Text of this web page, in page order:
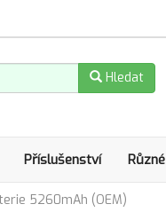
Hledat
Příslušenství Různé
5260mAh (OEM)